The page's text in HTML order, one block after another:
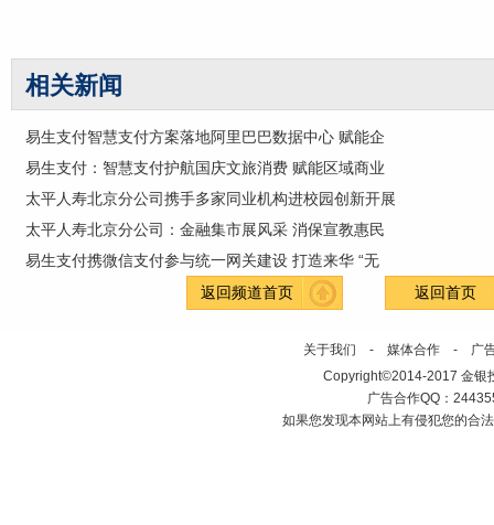
相关新闻
易生支付智慧支付方案落地阿里巴巴数据中心 赋能企
易生支付：智慧支付护航国庆文旅消费 赋能区域商业
太平人寿北京分公司携手多家同业机构进校园创新开展
太平人寿北京分公司：金融集市展风采 消保宣教惠民
易生支付携微信支付参与统一网关建设 打造来华 “无
返回频道首页
返回首页
关于我们 - 媒体合作 - 广
Copyright©2014-2017 金银
广告合作QQ：
如果您发现本网站上有侵犯您的合